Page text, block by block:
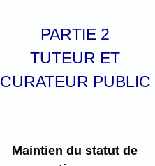
PARTIE 2
TUTEUR ET
CURATEUR PUBLIC
Maintien du statut de